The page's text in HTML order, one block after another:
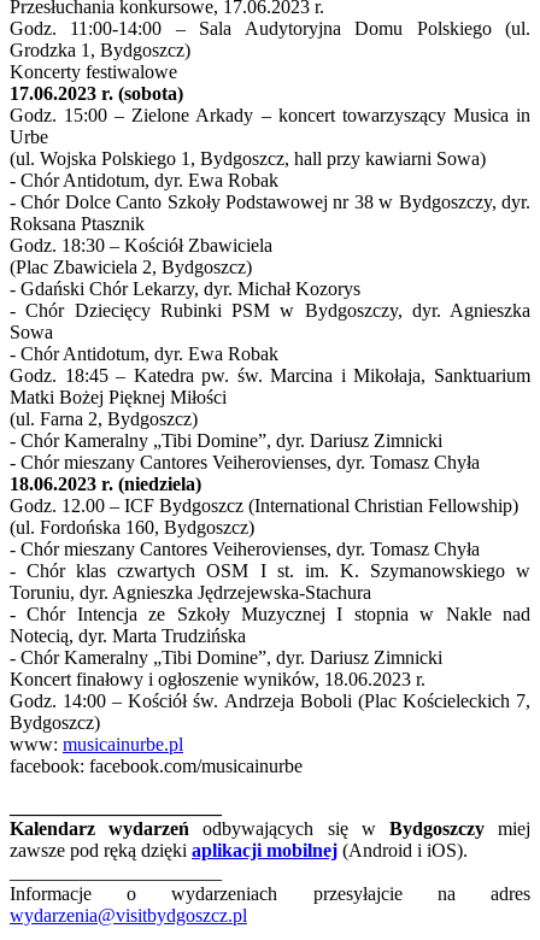
Przesłuchania konkursowe, 17.06.2023 r.
Godz. 11:00-14:00 – Sala Audytoryjna Domu Polskiego (ul.
Grodzka 1, Bydgoszcz)
Koncerty festiwalowe
17.06.2023 r. (sobota)
Godz. 15:00 – Zielone Arkady – koncert towarzyszący Musica in
Urbe
(ul. Wojska Polskiego 1, Bydgoszcz, hall przy kawiarni Sowa)
- Chór Antidotum, dyr. Ewa Robak
- Chór Dolce Canto Szkoły Podstawowej nr 38 w Bydgoszczy, dyr.
Roksana Ptasznik
Godz. 18:30 – Kościół Zbawiciela
(Plac Zbawiciela 2, Bydgoszcz)
- Gdański Chór Lekarzy, dyr. Michał Kozorys
- Chór Dziecięcy Rubinki PSM w Bydgoszczy, dyr. Agnieszka
Sowa
- Chór Antidotum, dyr. Ewa Robak
Godz. 18:45 – Katedra pw. św. Marcina i Mikołaja, Sanktuarium
Matki Bożej Pięknej Miłości
(ul. Farna 2, Bydgoszcz)
- Chór Kameralny „Tibi Domine”, dyr. Dariusz Zimnicki
- Chór mieszany Cantores Veiherovienses, dyr. Tomasz Chyła
18.06.2023 r. (niedziela)
Godz. 12.00 – ICF Bydgoszcz (International Christian Fellowship)
(ul. Fordońska 160, Bydgoszcz)
- Chór mieszany Cantores Veiherovienses, dyr. Tomasz Chyła
- Chór klas czwartych OSM I st. im. K. Szymanowskiego w
Toruniu, dyr. Agnieszka Jędrzejewska-Stachura
- Chór Intencja ze Szkoły Muzycznej I stopnia w Nakle nad
Notecią, dyr. Marta Trudzińska
- Chór Kameralny „Tibi Domine”, dyr. Dariusz Zimnicki
Koncert finałowy i ogłoszenie wyników, 18.06.2023 r.
Godz. 14:00 – Kościół św. Andrzeja Boboli (Plac Kościeleckich 7,
Bydgoszcz)
www: musicainurbe.pl
facebook: facebook.com/musicainurbe
Kalendarz wydarzeń odbywających się wBydgoszczymiej
zawsze pod ręką dzięki aplikacji mobilnej (Android i iOS).
Informacje o wydarzeniach przesyłajcie na adres
wydarzenia@visitbydgoszcz.pl